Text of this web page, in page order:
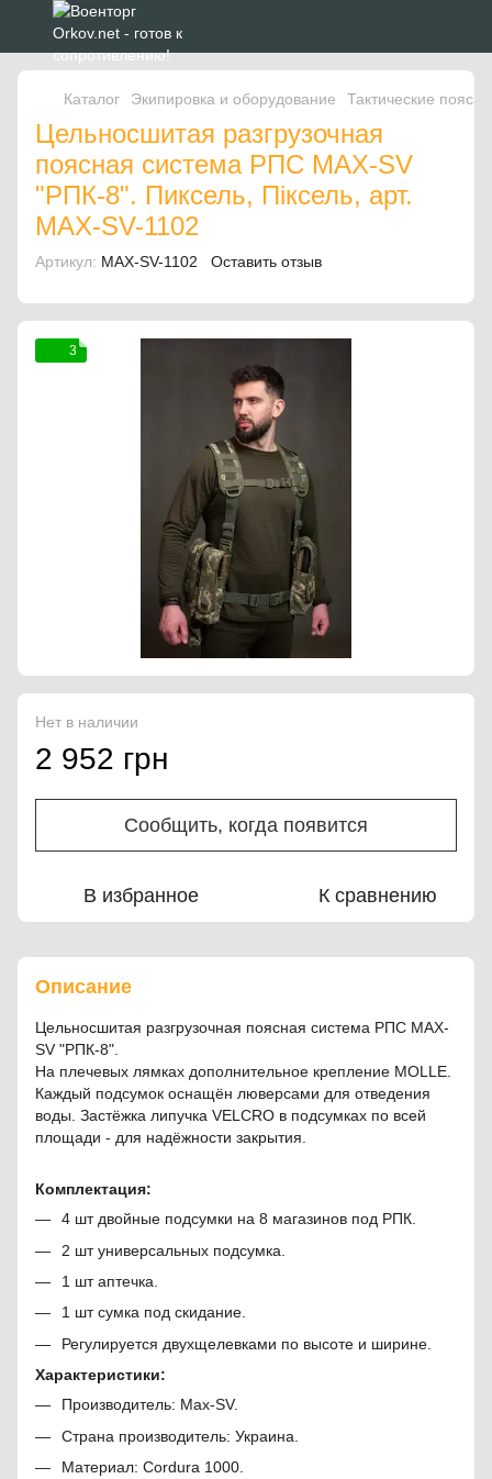
Каталог Экипировка и оборудование Тактические пояса
Цельносшитая разгрузочная
поясная система РПС MAX-SV
"РПК-8". Пиксель, Піксель, арт.
MAX-SV-1102
Артикул: MAX-SV-1102 Оставить отзыв
3
Нет в наличии
2 952 грн
Сообщить, когда появится
В избранное К сравнению
Описание
Цельносшитая разгрузочная поясная система РПС MAX-
SV "РПК-8".
На плечевых лямках дополнительное крепление MOLLE.
Каждый подсумок оснащён люверсами для отведения
воды. Застёжка липучка VELCRO в подсумках по всей
площади - для надёжности закрытия.
Комплектация:
4 шт двойные подсумки на 8 магазинов под РПК.
2 шт универсальных подсумка.
1 шт аптечка.
1 шт сумка под скидание.
Регулируется двухщелевками по высоте и ширине.
Характеристики:
Производитель: Max-SV.
Страна производитель: Украина.
Материал: Cordura 1000.